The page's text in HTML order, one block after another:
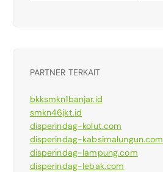
PARTNER TERKAIT
bkksmkn1banjar.id
smkn46jkt.id
disperindag-kolut.com
disperindag-kabsimalungun.com
disperindag-lampung.com
disperindag-lebak.com